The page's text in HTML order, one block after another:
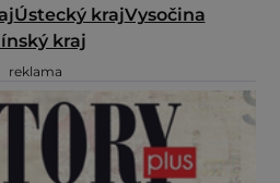
Ústecký krajVysočina
kraj
reklama